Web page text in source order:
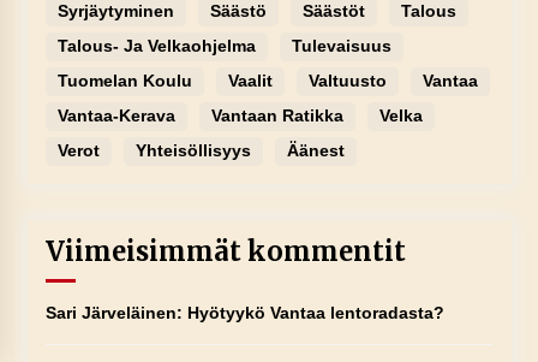
Syrjäytyminen
Säästö Säästöt
Talous
Talous- Ja Velkaohjelma
Tulevaisuus
Tuomelan Koulu
Vaalit Valtuusto
Vantaa
Vantaa-Kerava
Vantaan Ratikka
Velka
Verot
Yhteisöllisyys Äänest
Viimeisimmät kommentit
Sari Järveläinen: Hyötyykö Vantaa lentoradasta?